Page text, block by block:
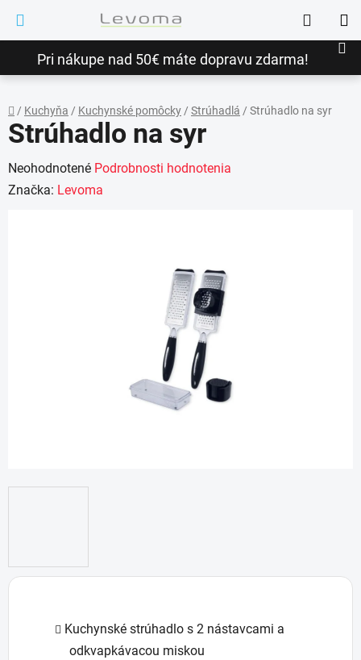
obsah
Pri nákupe nad 50€ máte dopravu zdarma!
Hľadať
Domov
/ Kuchyňa / Kuchynské pomôcky/ Strúhadlá / Strúhadlo na syr
Kuchynské strúhadlo s 2 nástavcami a
odkvapkávacou miskou
Strúhadlo na syr
Priemerné
hodnotenie
Neohodnotené Podrobnosti hodnotenia
Značka: Levoma